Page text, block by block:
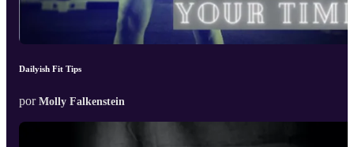
Dailyish Fit Tips
por Molly Falkenstein